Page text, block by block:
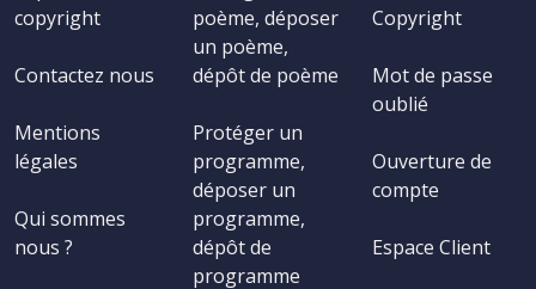
copyright
Contactez nous
Mentions
légales
Qui sommes
nous ?
poème, déposer
un poème,
dépôt de poème
Protéger un
programme,
déposer un
programme,
dépôt de
programme
Copyright
Mot de passe
oublié
Ouverture de
compte
Espace Client